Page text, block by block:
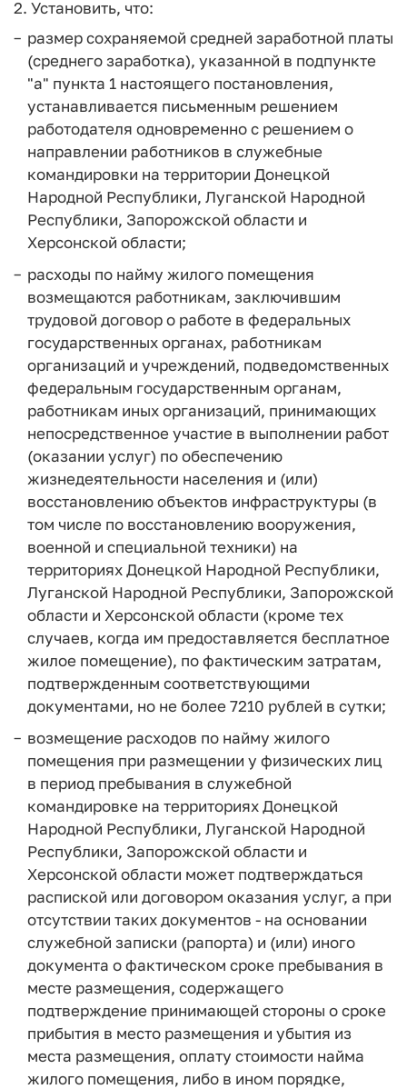
2. Установить, что:
размер сохраняемой средней заработной платы
(среднего заработка), указанной в подпункте
"а" пункта 1 настоящего постановления,
устанавливается письменным решением
работодателя одновременно с решением о
направлении работников в служебные
командировки на территории Донецкой
Народной Республики, Луганской Народной
Республики, Запорожской области и
Херсонской области;
расходы по найму жилого помещения
возмещаются работникам, заключившим
трудовой договор о работе в федеральных
государственных органах, работникам
организаций и учреждений, подведомственных
федеральным государственным органам,
работникам иных организаций, принимающих
непосредственное участие в выполнении работ
(оказании услуг) по обеспечению
жизнедеятельности населения и (или)
восстановлению объектов инфраструктуры (в
том числе по восстановлению вооружения,
военной и специальной техники) на
территориях Донецкой Народной Республики,
Луганской Народной Республики, Запорожской
области и Херсонской области (кроме тех
случаев, когда им предоставляется бесплатное
жилое помещение), по фактическим затратам,
подтвержденным соответствующими
документами, но не более 7210 рублей в сутки;
возмещение расходов по найму жилого
помещения при размещении у физических лиц
в период пребывания в служебной
командировке на территориях Донецкой
Народной Республики, Луганской Народной
Республики, Запорожской области и
Херсонской области может подтверждаться
распиской или договором оказания услуг, а при
отсутствии таких документов - на основании
служебной записки (рапорта) и (или) иного
документа о фактическом сроке пребывания в
месте размещения, содержащего
подтверждение принимающей стороны о сроке
прибытия в место размещения и убытия из
места размещения, оплату стоимости найма
жилого помещения, либо в ином порядке,